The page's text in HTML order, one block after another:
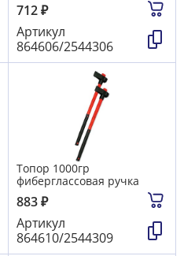
712₽
Артикул
864606/2544306
Топор 1000гр
фиберглассовая ручка
883₽
Артикул
864610/2544309